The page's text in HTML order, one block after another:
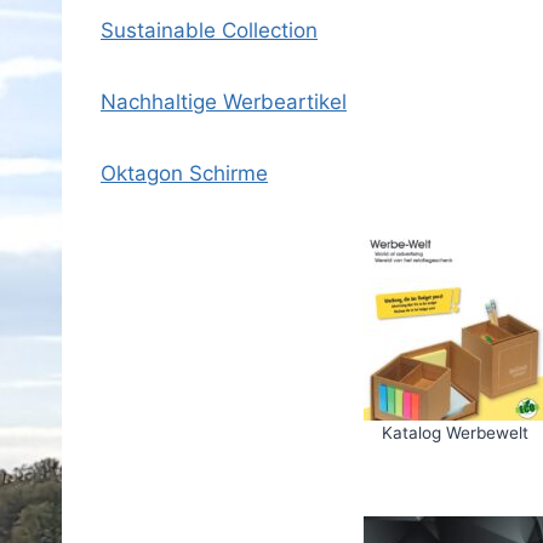
Sustainable Collection
Nachhaltige Werbeartikel
Oktagon Schirme
Katalog Werbewelt